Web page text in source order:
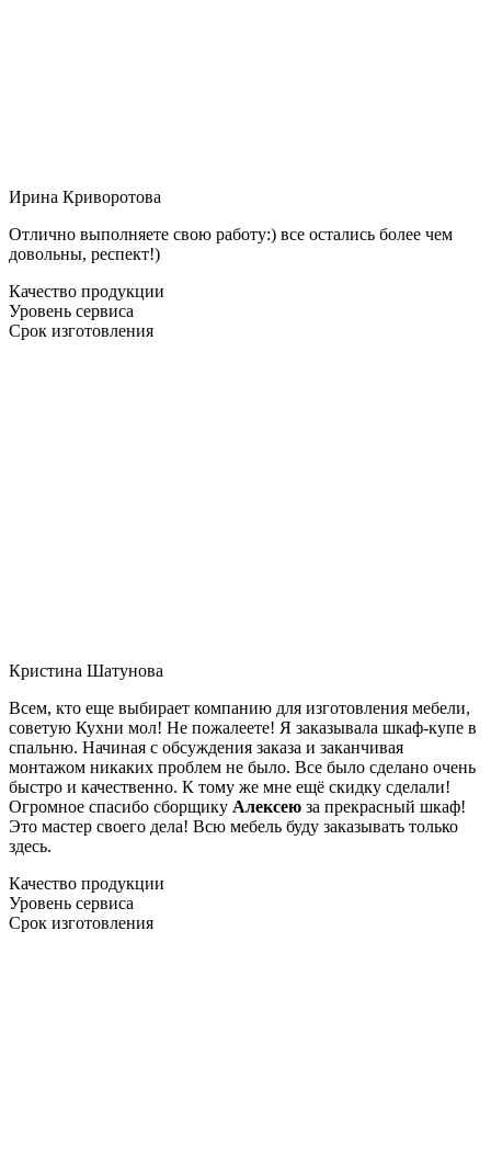
Ирина Криворотова
Отлично выполняете свою работу:) все остались более чем
довольны, респект!)
Качество продукции
Уровень сервиса
Срок изготовления
Кристина Шатунова
Всем, кто еще выбирает компанию для изготовления мебели,
советую Кухни мол! Не пожалеете! Я заказывала шкаф-купе в
спальню. Начиная с обсуждения заказа и заканчивая
монтажом никаких проблем не было. Все было сделано очень
быстро и качественно. К тому же мне ещё скидку сделали!
Огромное спасибо сборщику Алексею за прекрасный шкаф!
Это мастер своего дела! Всю мебель буду заказывать только
здесь.
Качество продукции
Уровень сервиса
Срок изготовления